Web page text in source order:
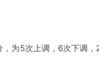
为5次上调，6次下调